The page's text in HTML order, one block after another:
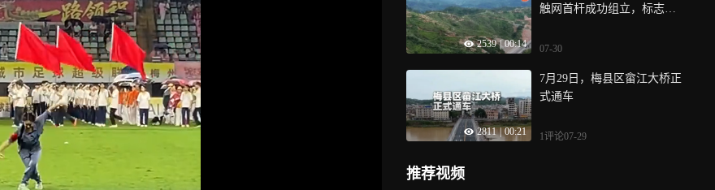
交砂田派出所处置
2539 | 00:14
触网首杆成功组立，标志着
施工阶段，为后续全线大规
业同步推进奠定坚实基础
07-30
2811 | 00:21
7月29日，梅县区畲江大桥正
式通车
1评论07-29
推荐视频